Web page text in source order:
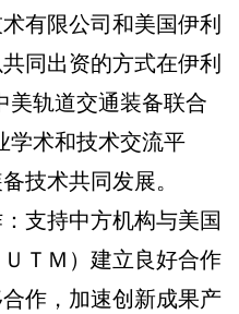
有限公司和美国伊利
同出资的方式在伊利
美轨道交通装备联合
学术和技术交流平
技术共同发展。
支持中方机构与美国
ＴＭ）建立良好合作
作，加速创新成果产